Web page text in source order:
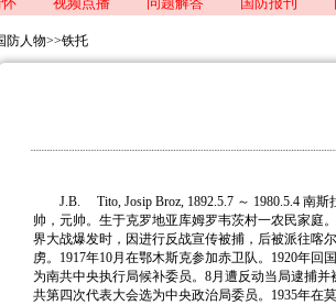
防人物>>铁托
J.B. Tito, Josip Broz, 1892.5.7 ～ 1980.5.4 南斯
帅，元帅。 生于克罗地亚库姆罗韦茨村一农民家庭
界大战爆发时，因进行反战宣传被捕，后被派往喀
虏。1917年10月在鄂木斯克参加赤卫队。1920年回
为南共中央执行局候补委员。8月遭反动当局逮捕
共第四次代表大会选为中央政治局委员。1935年在